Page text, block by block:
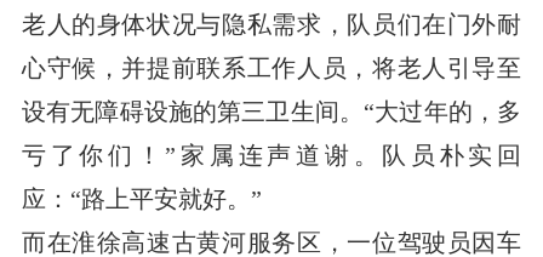
老人的身体状况与隐私需求，队员们在门外耐
心守候，并提前联系工作人员，将老人引导至
设有无障碍设施的第三卫生间。“大过年的，多
亏了你们！”家属连声道谢。队员朴实回
应：“路上平安就好。”
而在淮徐高速古黄河服务区，一位驾驶员因车